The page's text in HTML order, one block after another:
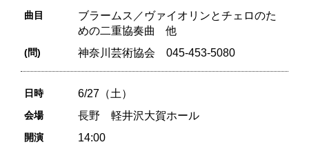
曲目
ブラームス／ヴァイオリンとチェロのた
めの二重協奏曲 他
(問) 神奈川芸術協会 045-453-5080
日時 6/27（土）
会場 長野 軽井沢大賀ホール
開演 14:00